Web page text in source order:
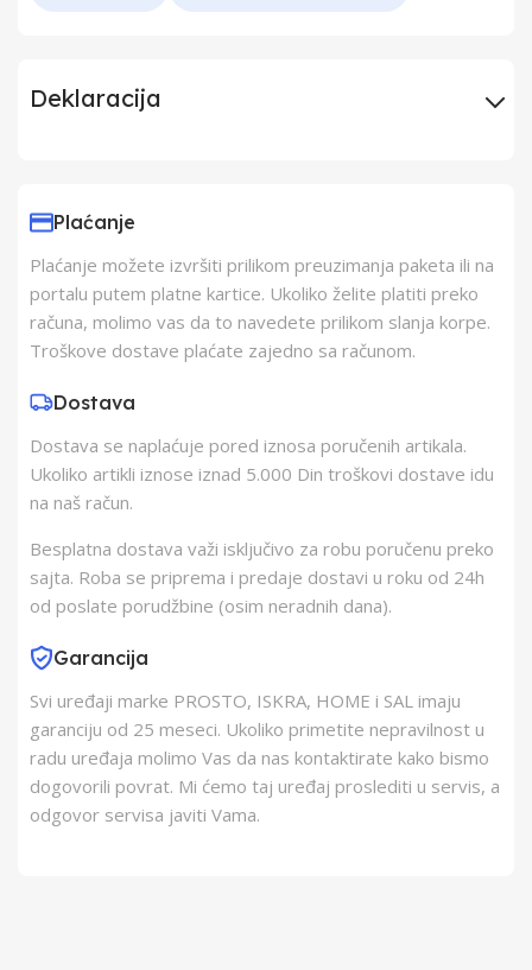
Deklaracija
Proizvođač ELEMENTA d.o.o.
Zemlja Porekla
Zemlja Uvoza
Barkod 8606006539371
Plaćanje
Plaćanje možete izvršiti prilikom preuzimanja paketa ili na
portalu putem platne kartice. Ukoliko želite platiti preko
računa, molimo vas da to navedete prilikom slanja korpe.
Troškove dostave plaćate zajedno sa računom.
Dostava
Dostava se naplaćuje pored iznosa poručenih artikala.
Ukoliko artikli iznose iznad 5.000 Din troškovi dostave idu
na naš račun.
Besplatna dostava važi isključivo za robu poručenu preko
sajta. Roba se priprema i predaje dostavi u roku od 24h
od poslate porudžbine (osim neradnih dana).
Garancija
Svi uređaji marke PROSTO, ISKRA, HOME i SAL imaju
garanciju od 25 meseci. Ukoliko primetite nepravilnost u
radu uređaja molimo Vas da nas kontaktirate kako bismo
dogovorili povrat. Mi ćemo taj uređaj proslediti u servis, a
odgovor servisa javiti Vama.